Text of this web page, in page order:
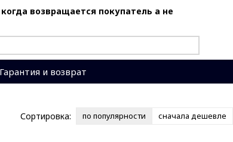
возвращается покупатель а не
Гарантия и возврат
Сортировка: по популярности сначала дешевле